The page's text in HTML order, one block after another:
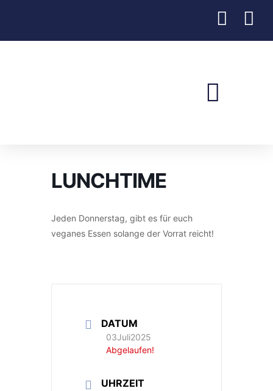
LUNCHTIME
Jeden Donnerstag, gibt es für euch
veganes Essen solange der Vorrat reicht!
DATUM
03Juli2025
Abgelaufen!
UHRZEIT